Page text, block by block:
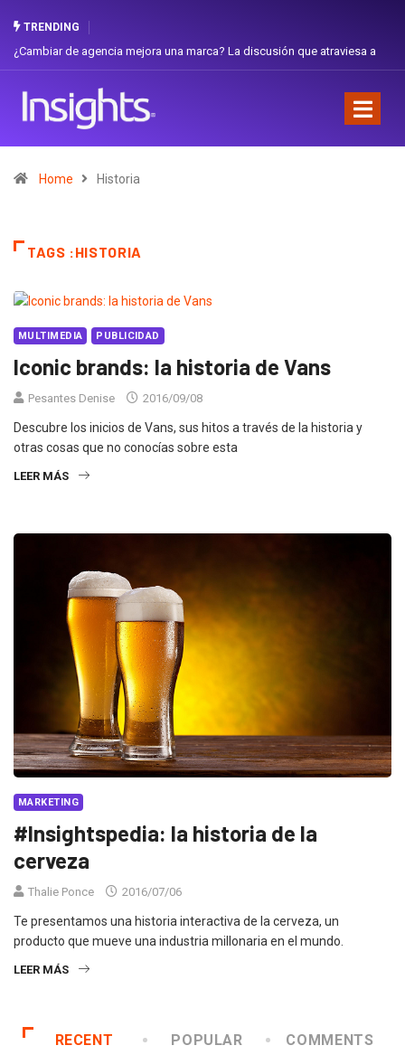
TRENDING
¿Cambiar de agencia mejora una marca? La discusión que atraviesa a
Home Historia
TAGS :HISTORIA
MULTIMEDIA PUBLICIDAD
Iconic brands: la historia de Vans
Pesantes Denise 2016/09/08
Descubre los inicios de Vans, sus hitos a través de la historia y
otras cosas que no conocías sobre esta
LEER MÁS
MARKETING
#Insightspedia: la historia de la
cerveza
Thalie Ponce 2016/07/06
Te presentamos una historia interactiva de la cerveza, un
producto que mueve una industria millonaria en el mundo.
LEER MÁS
RECENT POPULAR COMMENTS